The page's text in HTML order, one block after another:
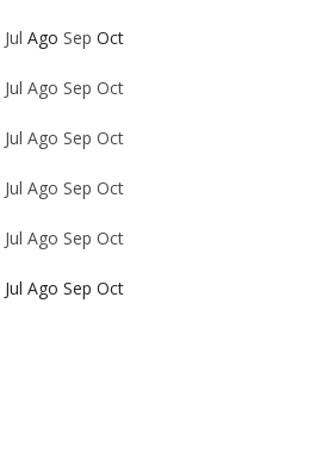
Jul Ago Sep Oct
Jul Ago Sep Oct
Jul Ago Sep Oct
Jul Ago Sep Oct
Jul Ago Sep Oct
Jul Ago Sep Oct